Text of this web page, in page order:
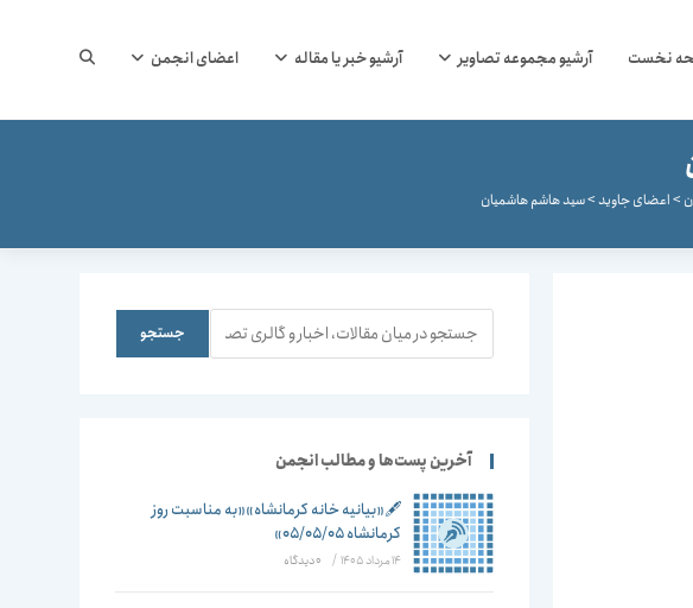
نخست آرشیو مجموعه تصاویر آرشیو خبر یا مقاله اعضای انجمن جستجوی
>اعضای جاوید>سید هاشم هاشمیان
جستجو جستجو
آخرین پست‌ها و مطالب انجمن
🖋️«بیانیه خانه کرمانشاه»«به مناسبت روز
کرمانشاه ۰۵/۰۵/۰۵»
14 مرداد 1405 / ۰ دیدگاه